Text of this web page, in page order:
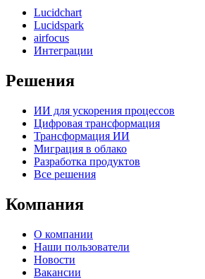
Lucidchart
Lucidspark
airfocus
Интеграции
Решения
ИИ для ускорения процессов
Цифровая трансформация
Трансформация ИИ
Миграция в облако
Разработка продуктов
Все решения
Компания
О компании
Наши пользователи
Новости
Вакансии